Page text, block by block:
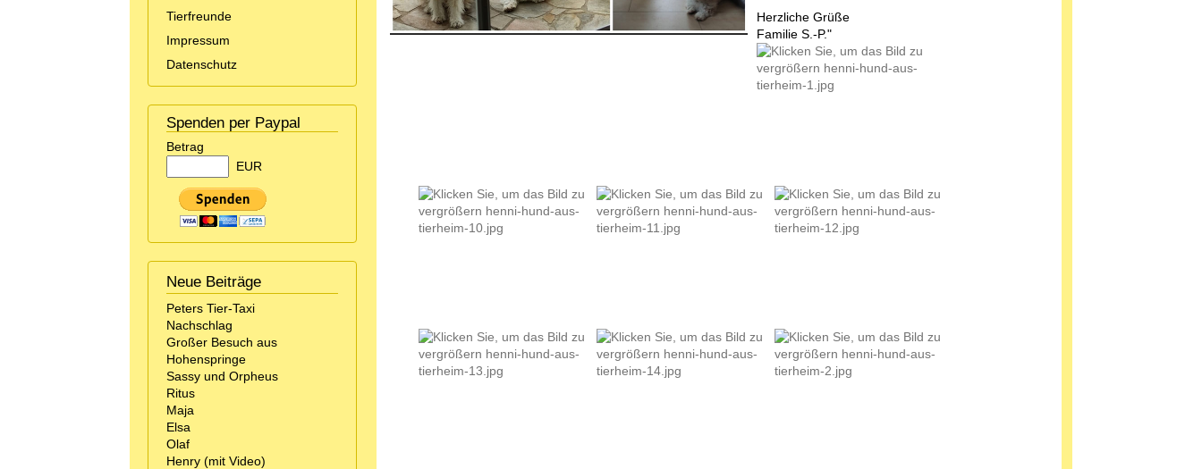
Tierfreunde
Impressum
Datenschutz
Spenden per Paypal
Betrag
EUR
Neue Beiträge
Peters Tier-Taxi
Nachschlag
Großer Besuch aus
Hohenspringe
Sassy und Orpheus
Ritus
Maja
Elsa
Olaf
Henry (mit Video)
Herzliche Grüße
Familie S.-P."